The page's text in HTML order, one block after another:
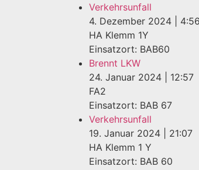
Verkehrsunfall
4. Dezember 2024
4:56
HA Klemm 1Y
Einsatzort: BAB60
Brennt LKW
24. Januar 2024
12:57
FA2
Einsatzort: BAB 67
Verkehrsunfall
19. Januar 2024
21:07
HA Klemm 1 Y
Einsatzort: BAB 60